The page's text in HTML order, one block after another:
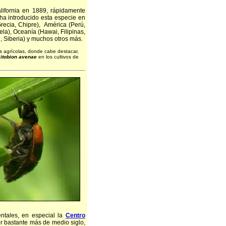
en 1889, rápidamente
introducido esta especie en
Chipre), América (Perú,
Oceanía (Hawai, Filipinas,
Siberia) y muchos otros más.
agrícolas, donde cabe destacar,
avenae en los cultivos de
en especial la Centro
bastante más de medio siglo,